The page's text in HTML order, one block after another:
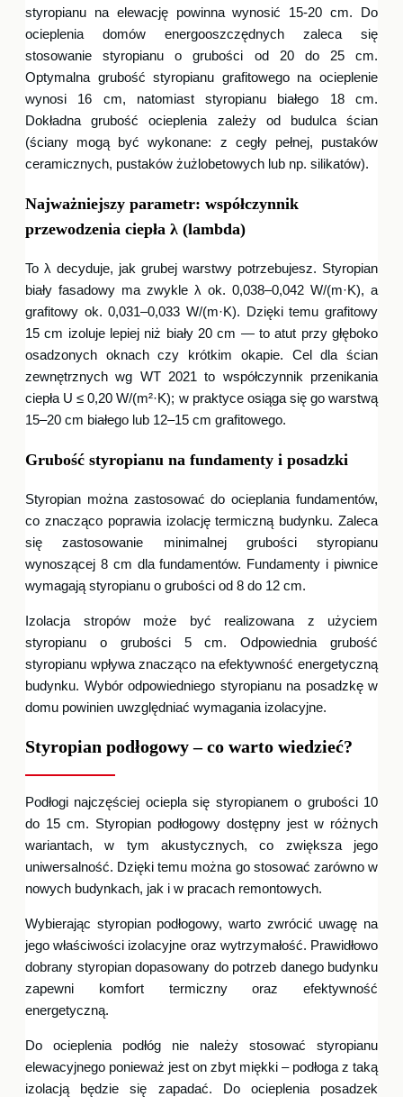
styropianu na elewację powinna wynosić 15-20 cm. Do
ocieplenia domów energooszczędnych zaleca się
stosowanie styropianu o grubości od 20 do 25 cm.
Optymalna grubość styropianu grafitowego na ocieplenie
wynosi 16 cm, natomiast styropianu białego 18 cm.
Dokładna grubość ocieplenia zależy od budulca ścian
(ściany mogą być wykonane: z cegły pełnej, pustaków
ceramicznych, pustaków żużlobetowych lub np. silikatów).
Najważniejszy parametr: współczynnik
przewodzenia ciepła λ (lambda)
To λ decyduje, jak grubej warstwy potrzebujesz. Styropian
biały fasadowy ma zwykle λ ok. 0,038–0,042 W/(m·K), a
grafitowy ok. 0,031–0,033 W/(m·K). Dzięki temu grafitowy
15 cm izoluje lepiej niż biały 20 cm — to atut przy głęboko
osadzonych oknach czy krótkim okapie. Cel dla ścian
zewnętrznych wg WT 2021 to współczynnik przenikania
ciepła U ≤ 0,20 W/(m²·K); w praktyce osiąga się go warstwą
15–20 cm białego lub 12–15 cm grafitowego.
Grubość styropianu na fundamenty i posadzki
Styropian można zastosować do ocieplania fundamentów,
co znacząco poprawia izolację termiczną budynku. Zaleca
się zastosowanie minimalnej grubości styropianu
wynoszącej 8 cm dla fundamentów. Fundamenty i piwnice
wymagają styropianu o grubości od 8 do 12 cm.
Izolacja stropów może być realizowana z użyciem
styropianu o grubości 5 cm. Odpowiednia grubość
styropianu wpływa znacząco na efektywność energetyczną
budynku. Wybór odpowiedniego styropianu na posadzkę w
domu powinien uwzględniać wymagania izolacyjne.
Styropian podłogowy – co warto wiedzieć?
Podłogi najczęściej ociepla się styropianem o grubości 10
do 15 cm. Styropian podłogowy dostępny jest w różnych
wariantach, w tym akustycznych, co zwiększa jego
uniwersalność. Dzięki temu można go stosować zarówno w
nowych budynkach, jak i w pracach remontowych.
Wybierając styropian podłogowy, warto zwrócić uwagę na
jego właściwości izolacyjne oraz wytrzymałość. Prawidłowo
dobrany styropian dopasowany do potrzeb danego budynku
zapewni komfort termiczny oraz efektywność
energetyczną.
Do ocieplenia podłóg nie należy stosować styropianu
elewacyjnego ponieważ jest on zbyt miękki – podłoga z taką
izolacją będzie się zapadać. Do ocieplenia posadzek